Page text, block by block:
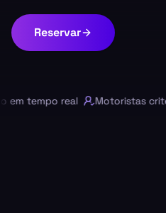
Reservar
tempo real Motoristas